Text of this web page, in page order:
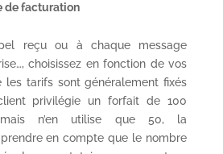
de facturation
reçu ou à chaque message
choisissez en fonction de vos
les tarifs sont généralement fixés
privilégie un forfait de 100
mais n’en utilise que 50, la
en compte que le nombre